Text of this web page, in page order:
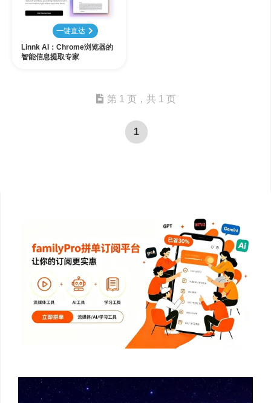
一键直达
Linnk AI：Chrome浏览器的
智能信息提取专家
第 1 页，共 1 页
1